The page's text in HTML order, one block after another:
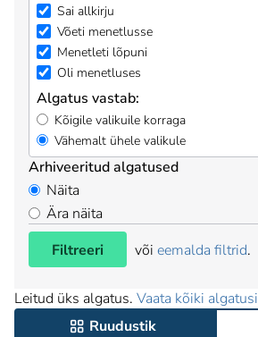
Sai allkirju
Võeti menetlusse
Menetleti lõpuni
Oli menetluses
Algatus vastab:
Kõigile valikuile korraga
Vähemalt ühele valikule
Arhiveeritud algatused
Näita
Ära näita
Filtreeri
või eemalda filtrid.
Leitud üks algatus. Vaata kõiki algatusi
Ruudustik